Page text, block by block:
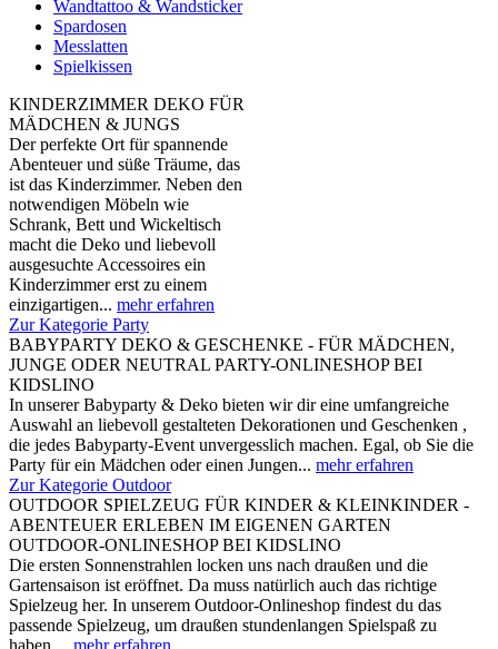
Wandtattoo & Wandsticker
Spardosen
Messlatten
Spielkissen
KINDERZIMMER DEKO FÜR
MÄDCHEN & JUNGS
Der perfekte Ort für spannende
Abenteuer und süße Träume, das
ist das Kinderzimmer. Neben den
notwendigen Möbeln wie
Schrank, Bett und Wickeltisch
macht die Deko und liebevoll
ausgesuchte Accessoires ein
Kinderzimmer erst zu einem
einzigartigen... mehr erfahren
Zur Kategorie Party
BABYPARTY DEKO & GESCHENKE - FÜR MÄDCHEN,
JUNGE ODER NEUTRAL PARTY-ONLINESHOP BEI
KIDSLINO
In unserer Babyparty & Deko bieten wir dir eine umfangreiche
Auswahl an liebevoll gestalteten Dekorationen und Geschenken ,
die jedes Babyparty-Event unvergesslich machen. Egal, ob Sie die
Party für ein Mädchen oder einen Jungen... mehr erfahren
Zur Kategorie Outdoor
OUTDOOR SPIELZEUG FÜR KINDER & KLEINKINDER -
ABENTEUER ERLEBEN IM EIGENEN GARTEN
OUTDOOR-ONLINESHOP BEI KIDSLINO
Die ersten Sonnenstrahlen locken uns nach draußen und die
Gartensaison ist eröffnet. Da muss natürlich auch das richtige
Spielzeug her. In unserem Outdoor-Onlineshop findest du das
passende Spielzeug, um draußen stundenlangen Spielspaß zu
haben.... mehr erfahren